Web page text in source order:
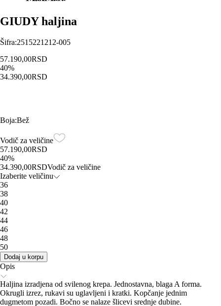
GIUDY haljina
Šifra:2515221212-005
57.190,00RSD
40%
34.390,00RSD
Boja:Bež
Vodič za veličine
57.190,00RSD
40%
34.390,00RSDVodič za veličine
Izaberite veličinu
36
38
40
42
44
46
48
50
Dodaj u korpu
Opis
Haljina izradjena od svilenog krepa. Jednostavna, blaga A forma.
Okrugli izrez, rukavi su uglavljeni i kratki. Kopčanje jednim
dugmetom pozadi. Bočno se nalaze šlicevi srednje dubine.